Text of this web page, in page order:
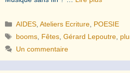
Catégories
AIDES ,Ateliers Ecriture POESIE
Étiquettes
booms Fêtes ,Gérard Lepoutre
Un commentaire